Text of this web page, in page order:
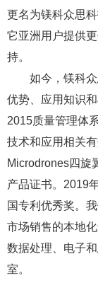
更名为镁科众思
它亚洲用户提供
持。
如今，镁科
优势、应用知识
2015质量管理体
技术和应用相关
Microdrones四旋
产品证书。2019
国专利优秀奖。
市场销售的本地
数据处理、电子
室。